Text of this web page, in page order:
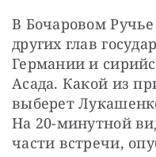
В Бочаровом
других глав
Германии и
Асада. Какой из
выберет
На 20-минутной
части встречи,